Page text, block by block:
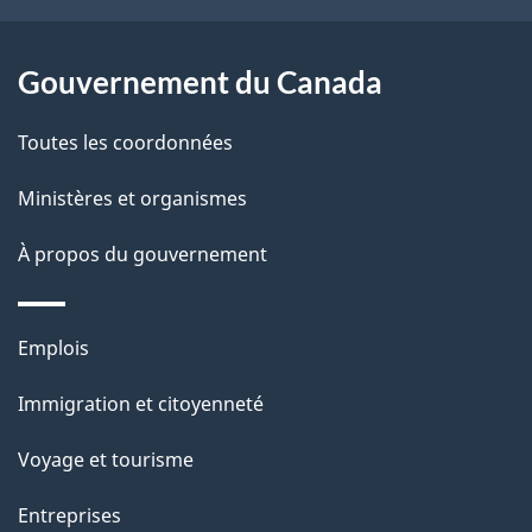
l
p
a
g
e
Gouvernement du Canada
Toutes les coordonnées
Ministères et organismes
À propos du gouvernement
Thèmes
sujets
Emplois
Immigration et citoyenneté
Voyage et tourisme
Entreprises